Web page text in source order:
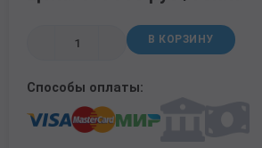
В КОРЗИНУ
Способы оплаты:
Трубы в ВУС изоляции